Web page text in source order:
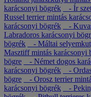
karácsonyi bögrék
- Ír
Russel terrier mintás
karácsonyi bögrék
-
Labradoros karácsonyi
bögrék
- Máltai
Masztiff mintás karácsonyi
bögre
- Német dogos
karácsonyi bögrék
-
bögre
- Orosz terrier
karácsonyi bögrék
-